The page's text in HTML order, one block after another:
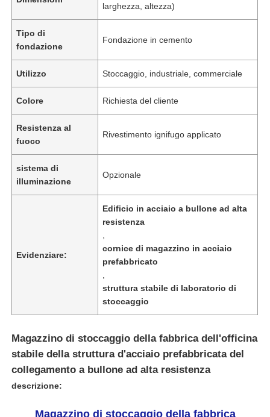
Casa
Prodotti
Chi Siamo
larghezza, altezza)
Tipo di
fondazione
Fondazione in cemento
Utilizzo Stoccaggio, industriale, commerciale
Colore Richiesta del cliente
Resistenza al
fuoco
Rivestimento ignifugo applicato
sistema di
illuminazione
Opzionale
Evidenziare:
Edificio in acciaio a bullone ad alta
resistenza
cornice di magazzino in acciaio
prefabbricato
struttura stabile di laboratorio di
stoccaggio
Magazzino di stoccaggio della fabbrica dell'officina
stabile della struttura d'acciaio prefabbricata del
collegamento a bullone ad alta resistenza
descrizione:
Magazzino di stoccaggio della fabbrica